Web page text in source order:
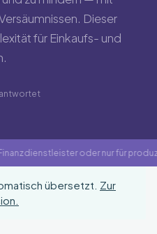
Dieser
für Einkaufs- und
oder nur für
übersetzt. Zur